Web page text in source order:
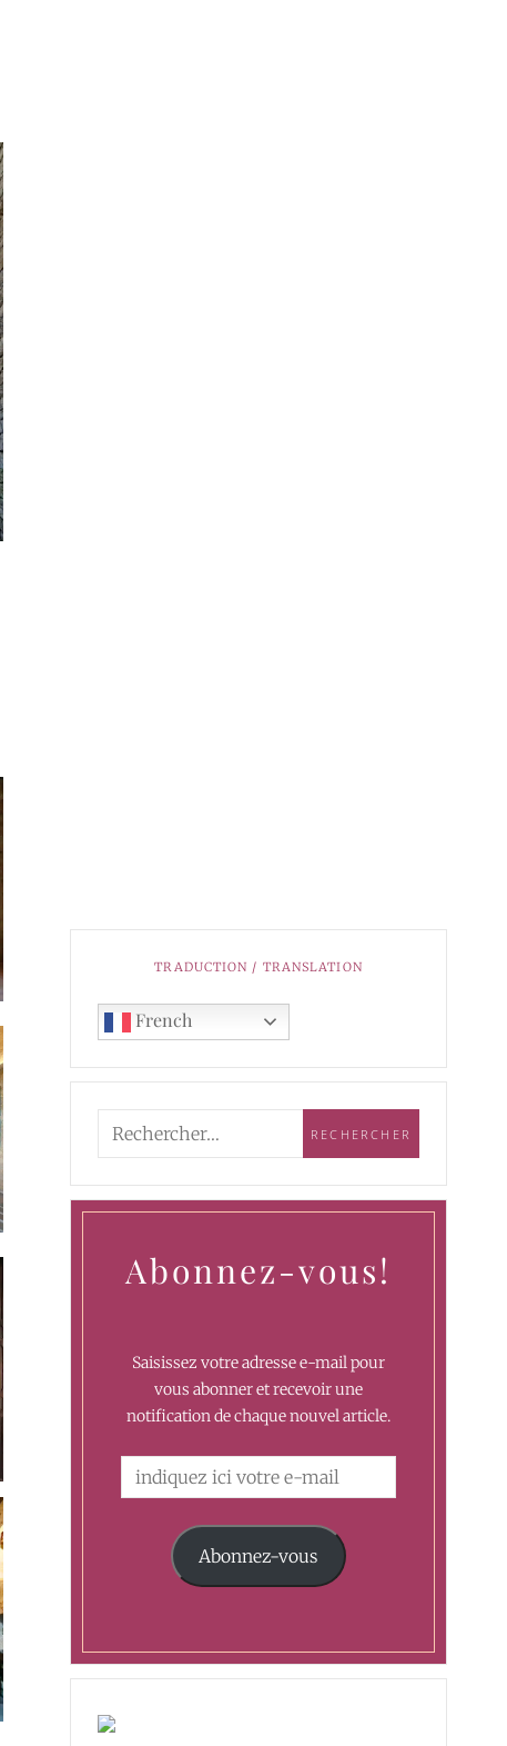
TRADUCTION / TRANSLATION
French
Abonnez-vous!
Saisissez votre adresse e-mail pour
vous abonner et recevoir une
notification de chaque nouvel article.
Abonnez-vous